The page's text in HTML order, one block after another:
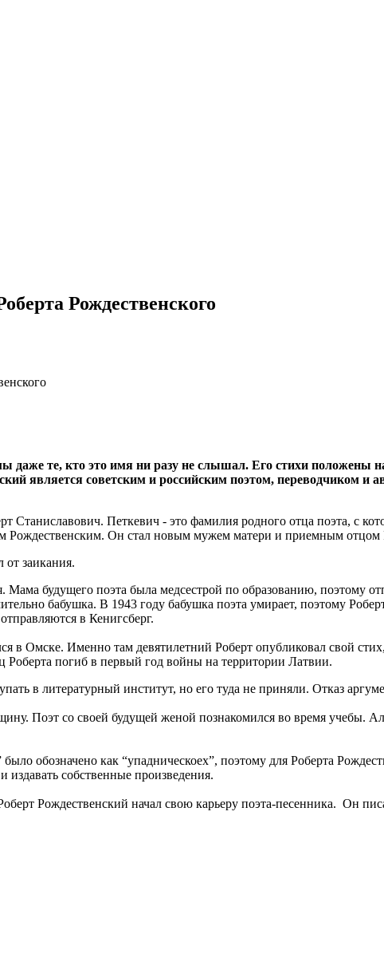
Рождественского
даже те, кто это имя ни разу не слышал. Его стихи положены
является советским и российским поэтом, переводчиком и
Станиславович. Петкевич - это фамилия родного отца поэта, с
Рождественским. Он стал новым мужем матери и приемным отцом
заикания.
Мама будущего поэта была медсестрой по образованию, поэтому
бабушка. В 1943 году бабушка поэта умирает, поэтому
в Кенигсберг.
в Омске. Именно там девятилетний Роберт опубликовал свой
Роберта погиб в первый год войны на территории Латвии.
в литературный институт, но его туда не приняли. Отказ
Поэт со своей будущей женой познакомился во время учебы.
обозначено как “упадническоех”, поэтому для Роберта
издавать собственные произведения.
Рождественский начал свою карьеру поэта-песенника. Он